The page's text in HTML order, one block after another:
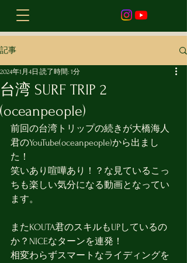
記事
台湾 SURF TRIP 2
(oceanpeople)
2024年1月4日 読了時間: 1分
前回の台湾トリップの続きが大橋海人
君のYouTube(oceanpeople)から出まし
た！
笑いあり喧嘩あり！？な見ているこっ
ちも楽しい気分になる動画となってい
ます。
またKOUTA君のスキルもUPしているの
か？NICEなターンを連発！
相変わらずスマートなライディングを